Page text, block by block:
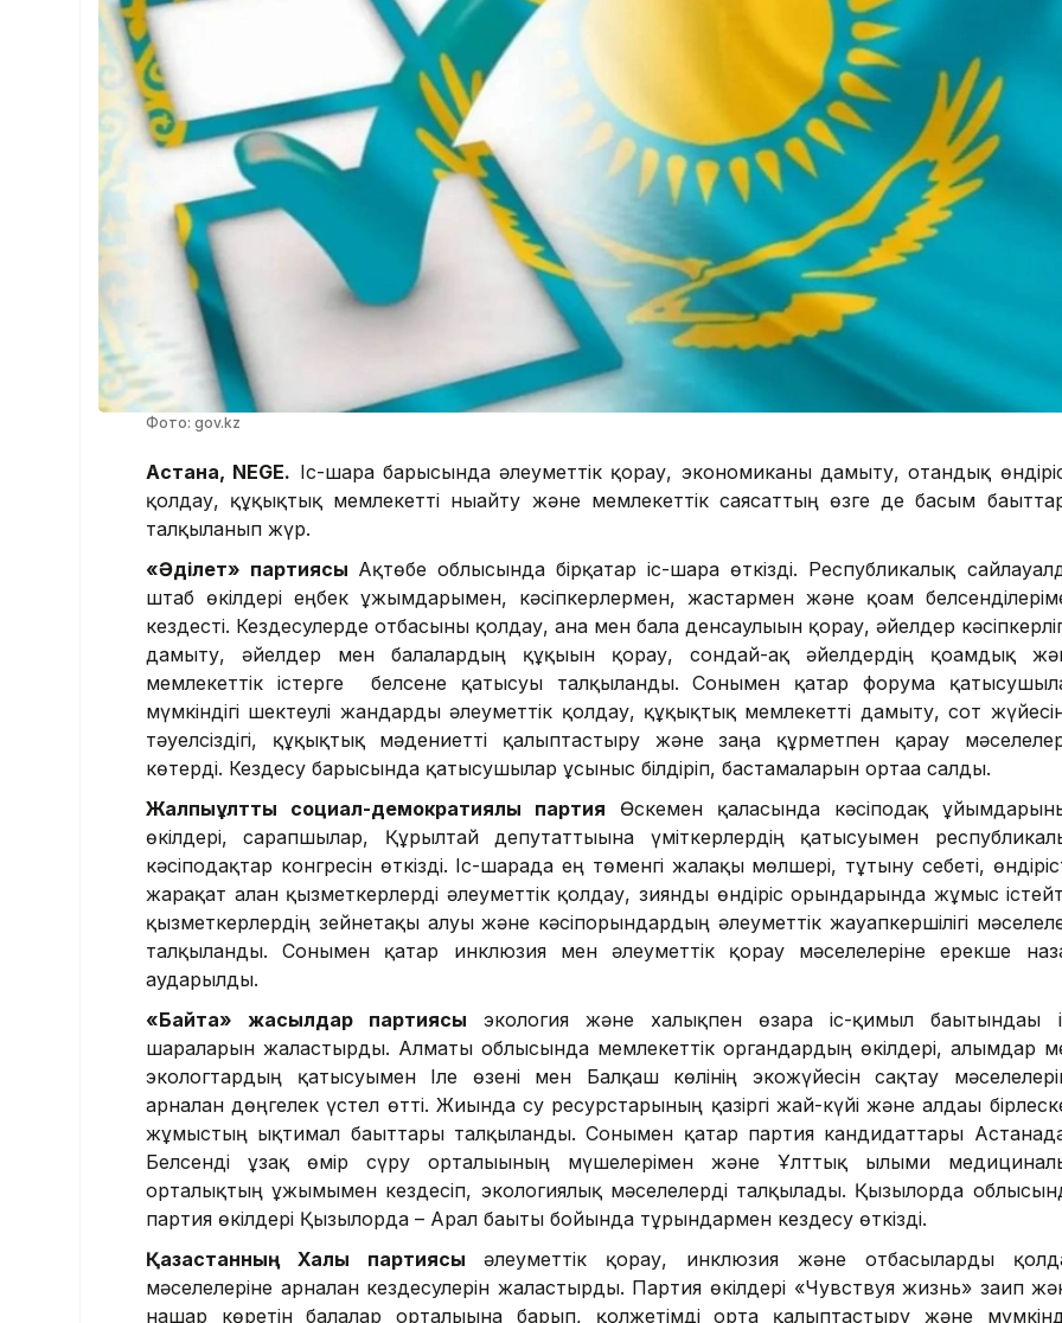
Фото: gov.kz
Астана, NEGE. Іс-шара барысында әлеуметтік қорғау, экономиканы дамыту, отандық
қолдау, құқықтық мемлекетті нығайту және мемлекеттік саясаттың өзге де басым
талқыланып жүр.
«Әділет» партиясы Ақтөбе облысында бірқатар іс-шара өткізді. Республикалық
штаб өкілдері еңбек ұжымдарымен, кәсіпкерлермен, жастармен және қоғам
кездесті. Кездесулерде отбасыны қолдау, ана мен бала денсаулығын қорғау, әйелдер
дамыту, әйелдер мен балалардың құқығын қорғау, сондай-ақ әйелдердің қоғамдық
мемлекеттік істерге белсене қатысуы талқыланды. Сонымен қатар форумға
мүмкіндігі шектеулі жандарды әлеуметтік қолдау, құқықтық мемлекетті дамыту, сот
тәуелсіздігі, құқықтық мәдениетті қалыптастыру және заңға құрметпен қарау
көтерді. Кездесу барысында қатысушылар ұсыныс білдіріп, бастамаларын ортаға салды.
Жалпыұлттық социал-демократиялық партия Өскемен қаласында кәсіподақ
өкілдері, сарапшылар, Құрылтай депутаттығына үміткерлердің қатысуымен
кәсіподақтар конгресін өткізді. Іс-шарада ең төменгі жалақы мөлшері, тұтыну себеті,
жарақат алған қызметкерлерді әлеуметтік қолдау, зиянды өндіріс орындарында жұмыс
қызметкерлердің зейнетақы алуы және кәсіпорындардың әлеуметтік жауапкершілігі
талқыланды. Сонымен қатар инклюзия мен әлеуметтік қорғау мәселелеріне ерекше
аударылды.
«Байтақ» жасылдар партиясы экология және халықпен өзара іс-қимыл бағытындағы
шараларын жалғастырды. Алматы облысында мемлекеттік органдардың өкілдері, ғалымдар
экологтардың қатысуымен Іле өзені мен Балқаш көлінің экожүйесін сақтау
арналған дөңгелек үстел өтті. Жиында су ресурстарының қазіргі жай-күйі және алдағы
жұмыстың ықтимал бағыттары талқыланды. Сонымен қатар партия кандидаттары
Белсенді ұзақ өмір сүру орталығының мүшелерімен және Ұлттық ғылыми
орталықтың ұжымымен кездесіп, экологиялық мәселелерді талқылады. Қызылорда
партия өкілдері Қызылорда – Арал бағыты бойында тұрғындармен кездесу өткізді.
Қазақстанның Халық партиясы әлеуметтік қорғау, инклюзия және отбасыларды
мәселелеріне арналған кездесулерін жалғастырды. Партия өкілдері «Чувствуя жизнь» зағип
нашар көретін балалар орталығына барып, қолжетімді орта қалыптастыру және